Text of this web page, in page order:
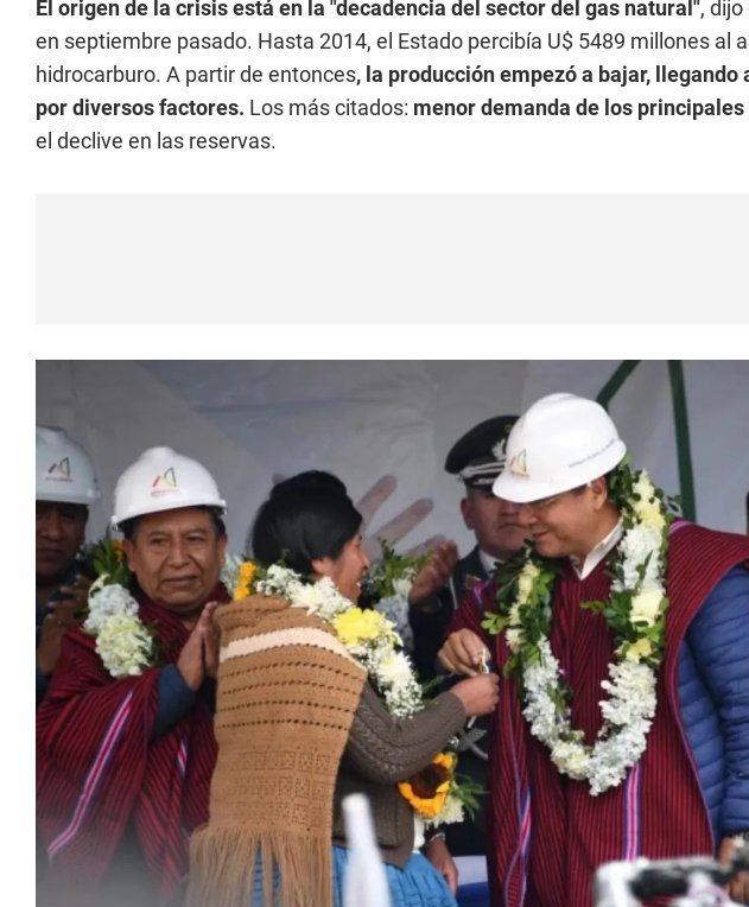
El origen de la crisis está en la "decadencia del sector del gas natural",
en septiembre pasado. Hasta 2014, el Estado percibía U$ 5489 millones al
hidrocarburo. A partir de entonces, la producción empezó a bajar, llegando
por diversos factores. Los más citados: menor demanda de los
el declive en las reservas.